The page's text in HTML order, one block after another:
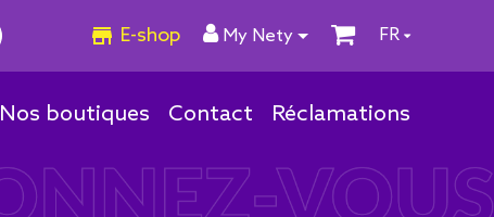
E-shop My Nety FR
Nos boutiques Contact Réclamations